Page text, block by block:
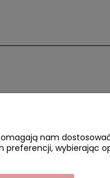
nam
preferencji, wybierając